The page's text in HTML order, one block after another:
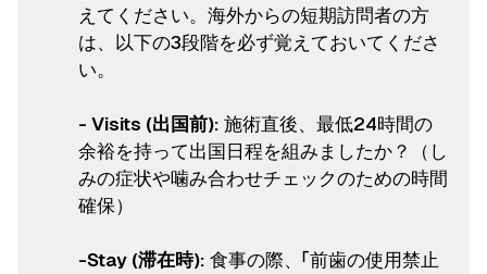
えてください。海外からの短期訪問者の方
は、以下の3段階を必ず覚えておいてくださ
い。
- Visits (出国前): 施術直後、最低24時間の
余裕を持って出国日程を組みましたか？（し
みの症状や噛み合わせチェックのための時間
確保）
-Stay (滞在時): 食事の際、「前歯の使用禁止